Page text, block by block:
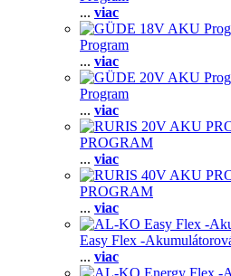
... viac
Program
... viac
Program
... viac
PROGRAM
... viac
PROGRAM
... viac
Easy Flex -
... viac